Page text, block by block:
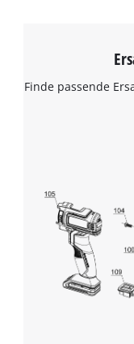
Finde passende